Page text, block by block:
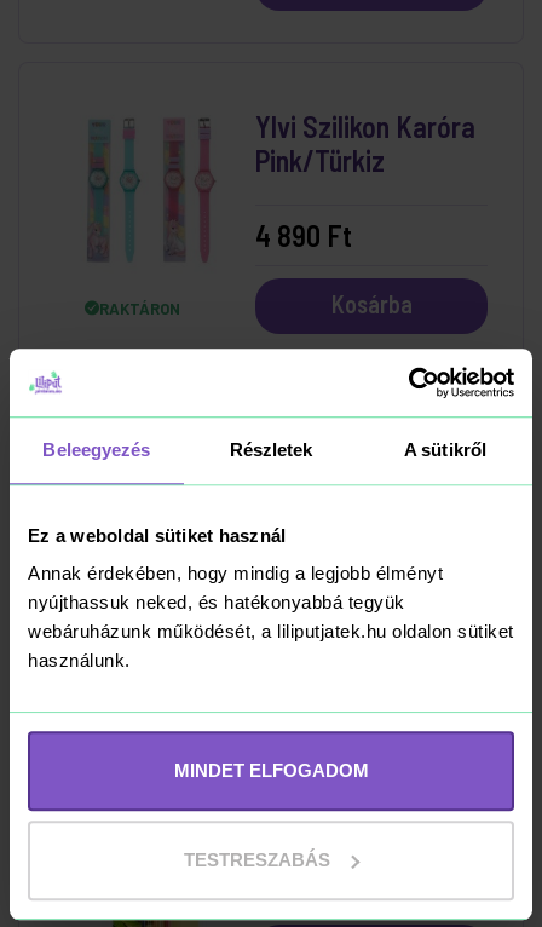
Beleegyezés Részletek A sütikről
Ez a weboldal sütiket használ
Annak érdekében, hogy mindig a legjobb élményt
nyújthassuk neked, és hatékonyabbá tegyük
webáruházunk működését, a liliputjatek.hu oldalon sütiket
használunk.
MINDET ELFOGADOM
TESTRESZABÁS
RAKTÁRON
Ylvi Szilikon Karóra
Pink/Türkiz
4 890 Ft
Kosárba
RAKTÁRON
Miss Melody
Uzsonnásdoboz
2 690 Ft
Kosárba
-19%
ICO Ecset Szett 3
darabos (4-6-10)